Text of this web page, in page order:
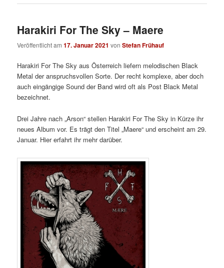
Harakiri For The Sky – Maere
Veröffentlicht am17. Januar 2021 vonStefan Frühauf
Harakiri For The Sky aus Österreich liefern melodischen Black
Metal der anspruchsvollen Sorte. Der recht komplexe, aber doch
auch eingängige Sound der Band wird oft als Post Black Metal
bezeichnet.
Drei Jahre nach „Arson“ stellen Harakiri For The Sky in Kürze ihr
neues Album vor. Es trägt den Titel „Maere“ und erscheint am 29.
Januar. Hier erfahrt ihr mehr darüber.